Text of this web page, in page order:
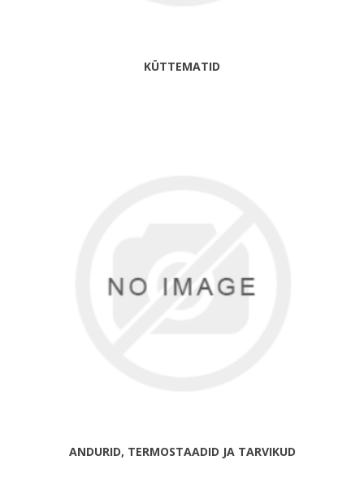
KÜTTEMATID
ANDURID, TERMOSTAADID JA TARVIKUD